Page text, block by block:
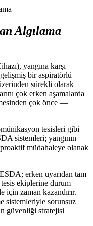
Algılama
yangına karşı
bir aspiratörlü
sürekli olarak
çok erken aşamalarda
çok önce —
tesisleri gibi
sistemleri; yangının
müdahaleye olanak
erken uyarıdan tam
ekiplerine durum
için zaman kazandırır.
sistemleriyle sorunsuz
güvenliği stratejisi